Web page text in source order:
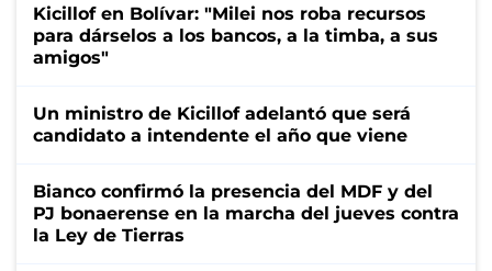
Kicillof en Bolívar: "Milei nos roba recursos
para dárselos a los bancos, a la timba, a sus
amigos"
Un ministro de Kicillof adelantó que será
candidato a intendente el año que viene
Bianco confirmó la presencia del MDF y del
PJ bonaerense en la marcha del jueves contra
la Ley de Tierras